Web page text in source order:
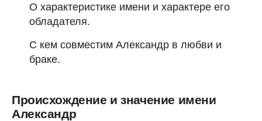
О характеристике имени и характере его
обладателя.
С кем совместим Александр в любви и
браке.
Происхождение и значение имени
Александр